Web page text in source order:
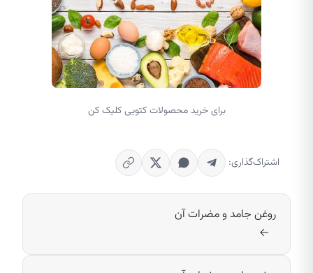
برای خرید محصولات کتویی کلیک کن
اشتراک‌گذاری:
روغن جامد و مضرات آن
→